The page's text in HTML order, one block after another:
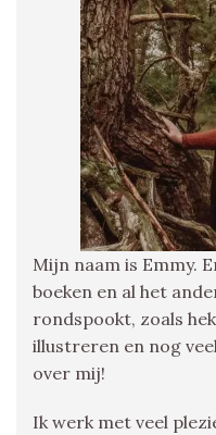
Mijn naam is Emmy.
boeken en al het
rondspookt, zoals
illustreren en nog
over mij!
Ik werk met veel